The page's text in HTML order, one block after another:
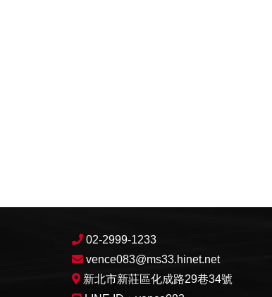
02-2999-1233
vence083@ms33.hinet.net
新北市新莊區化成路29巷34號